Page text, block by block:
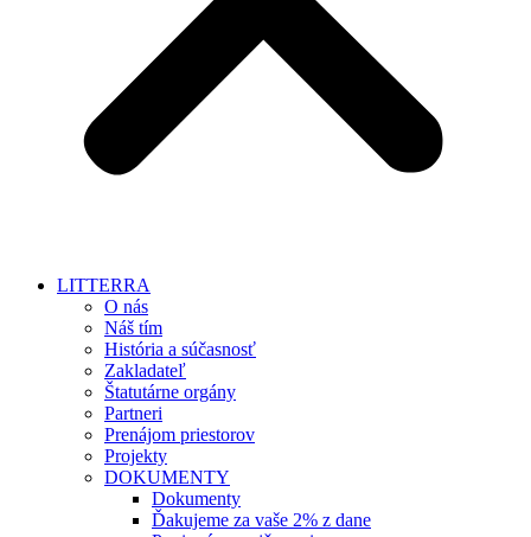
LITTERRA
O nás
Náš tím
História a súčasnosť
Zakladateľ
Štatutárne orgány
Partneri
Prenájom priestorov
Projekty
DOKUMENTY
Dokumenty
Ďakujeme za vaše 2% z dane